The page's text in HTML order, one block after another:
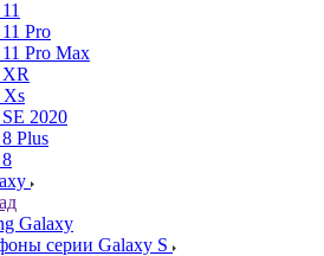
Pro
Pro Max
XR
Xs
2020
Plus
Galaxy
серии Galaxy S